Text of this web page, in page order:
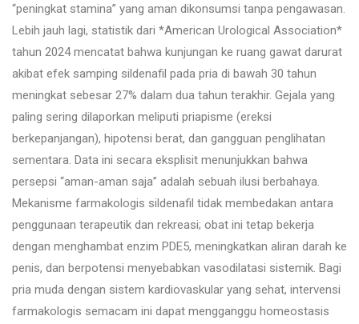
“peningkat stamina” yang aman dikonsumsi tanpa pengawasan.
Lebih jauh lagi, statistik dari *American Urological Association*
tahun 2024 mencatat bahwa kunjungan ke ruang gawat darurat
akibat efek samping sildenafil pada pria di bawah 30 tahun
meningkat sebesar 27% dalam dua tahun terakhir. Gejala yang
paling sering dilaporkan meliputi priapisme (ereksi
berkepanjangan), hipotensi berat, dan gangguan penglihatan
sementara. Data ini secara eksplisit menunjukkan bahwa
persepsi “aman-aman saja” adalah sebuah ilusi berbahaya.
Mekanisme farmakologis sildenafil tidak membedakan antara
penggunaan terapeutik dan rekreasi; obat ini tetap bekerja
dengan menghambat enzim PDE5, meningkatkan aliran darah ke
penis, dan berpotensi menyebabkan vasodilatasi sistemik. Bagi
pria muda dengan sistem kardiovaskular yang sehat, intervensi
farmakologis semacam ini dapat mengganggu homeostasis